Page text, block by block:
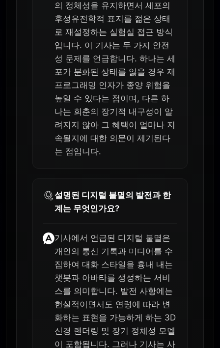
의 정체성을 유지하면서 세포의
후성유전학적 표지를 젊은 상태
로 재설정하는 실험실 접근 방식
입니다. 이 기사는 두 가지 안전
성 문제를 언급합니다. 하나는 세
포가 분화된 상태를 잃을 경우 재
프로그래밍 인자가 종양 위험을
높일 수 있다는 점이며, 다른 하
나는 회춘의 장기적 내구성이 알
려지지 않아 그 혜택이 얼마나 지
속될지에 대한 의문이 제기된다
는 점입니다.
설명된 디지털 불멸의 발전과 한
계는 무엇인가요?
기사에서 언급된 디지털 불멸은
개인의 통신 기록과 미디어를 수
집하여 대화 스타일을 흉내 내는
챗봇과 아바타를 생성하는 서비
스를 의미합니다. 발전 사항에는
현실적이면서도 연령에 따라 변
화하는 표현을 가능하게 하는 3D
신경 렌더링 및 장기 정체성 모델
이 포함됩니다. 그러나 기사는 사